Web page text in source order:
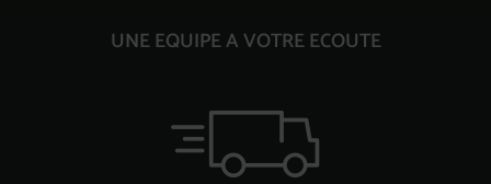
UNE EQUIPE A VOTRE ECOUTE